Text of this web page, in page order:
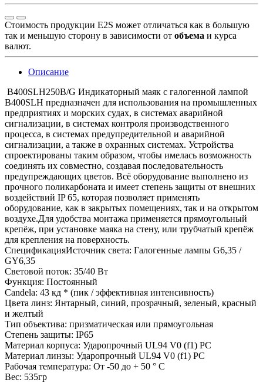
Стоимость продукции E2S может отличаться как в большую
так и меньшую сторону в зависимости от объема и курса
валют.
Описание
B400SLH250B/G Индикаторный маяк с галогенной лампой
B400SLH предназначен для использования на промышленных
предприятиях и морских судах, в системах аварийной
сигнализации, в системах контроля производственного
процесса, в системах предупредительной и аварийной
сигнализации, а также в охранных системах. Устройства
спроектированы таким образом, чтобы имелась возможность
соединять их совместно, создавая последовательность
предупреждающих цветов. Всё оборудование выполнено из
прочного поликарбоната и имеет степень защиты от внешних
воздействий IP 65, которая позволяет применять
оборудование, как в закрытых помещениях, так и на открытом
воздухе.Для удобства монтажа применяется прямоугольный
крепёж, при установке маяка на стену, или трубчатый крепёж
для крепления на поверхность.
СпецификацияИсточник света: Галогенные лампы G6,35 /
GY6,35
Световой поток: 35/40 Вт
Функция: Постоянный
Candela: 43 кд * (пик / эффективная интенсивность)
Цвета линз: Янтарный, синий, прозрачный, зеленый, красный
и желтый
Тип объектива: призматическая или прямоугольная
Степень защиты: IP65
Материал корпуса: Ударопрочный UL94 V0 (f1) PC
Материал линзы: Ударопрочный UL94 V0 (f1) PC
Рабочая температура: От -50 до + 50 ° C
Вес: 535гр